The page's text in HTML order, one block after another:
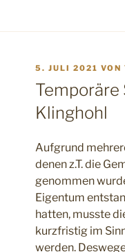
AM
5. JULI 2021 VON
Temporäre
Klinghohl
Aufgrund
denen z.T. die
genommen
Eigentum
hatten, musste
kurzfristig im
werden.